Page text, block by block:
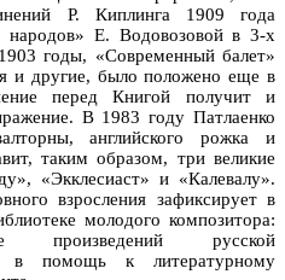
Р. Киплинга 1909 года
народов» Е. Водовозовой в 3-х
годы, «Современный балет»
и другие, было положено еще в
перед Книгой получит и
В 1983 году Патлаенко
английского рожка и
таким образом, три великие
«Экклесиаст» и «Калевалу».
взросления зафиксирует в
молодого композитора:
произведений русской
в помощь к литературному